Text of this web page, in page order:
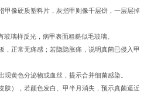
甲像硬质塑料片，灰指甲则像千层饼，一层层掉
璃样反光，病甲表面粗糙似毛玻璃。
，正常无痛感；若隐隐胀痛，说明真菌已侵入甲
黄色分泌物或血丝，提示合并细菌感染。
肤），若颜色发白、甲半月消失，预示真菌逼近